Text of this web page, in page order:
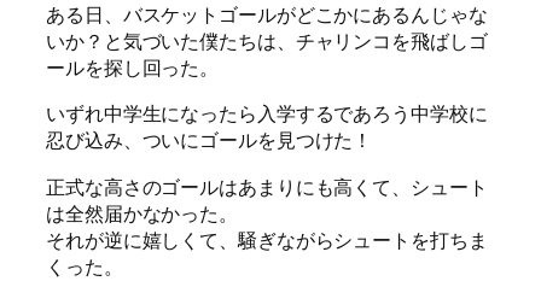
ある日、バスケットゴールがどこかにあるんじゃな
いか？と気づいた僕たちは、チャリンコを飛ばしゴ
ールを探し回った。
いずれ中学生になったら入学するであろう中学校に
忍び込み、ついにゴールを見つけた！
正式な高さのゴールはあまりにも高くて、シュート
は全然届かなかった。
それが逆に嬉しくて、騒ぎながらシュートを打ちま
くった。